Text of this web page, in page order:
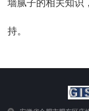
墙腻子的相关知识
持。